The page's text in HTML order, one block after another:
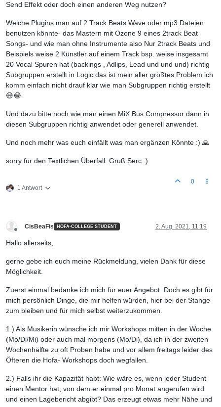
Send Effekt oder doch einen anderen Weg nutzen?
Welche Plugins man auf 2 Track Beats Wave oder mp3 Dateien
benutzen könnte- das Mastern mit Ozone 9 eines 2track Beat
Songs- und wie man ohne Instrumente also Nur 2track Beats und
Beispiels weise 2 Künstler auf einem Track bsp. weise insgesamt
20 Vocal Spuren hat (backings , Adlips, Lead und und und) richtig
Subgruppen erstellt in Logic das ist mein aller größtes Problem ich
komm einfach nicht drauf klar wie man Subgruppen richtig erstellt
😅😂
Und dazu bitte noch wie man einen MiX Bus Compressor dann in
diesen Subgruppen richtig anwendet oder generell anwendet.
Und noch mehr was euch einfällt was man ergänzen Könnte :) 🙏
sorry für den Textlichen Überfall Gruß Serc :)
1 Antwort
0
CisBeaFis HOFA-COLLEGE STUDENT 2. Aug. 2021, 11:19
Hallo allerseits,
gerne gebe ich euch meine Rückmeldung, vielen Dank für diese
Möglichkeit.
Zuerst einmal bedanke ich mich für euer Angebot. Doch es gibt für
mich persönlich Dinge, die mir helfen würden, hier bei der Stange
zum bleiben und für mich selbst weiterzukommen.
1.) Als Musikerin wünsche ich mir Workshops mitten in der Woche
(Mo/Di/Mi) oder auch mal morgens (Mo/Di), da ich in der zweiten
Wochenhälfte zu oft Proben habe und vor allem freitags leider des
Öfteren die Hofa- Workshops doch wegfallen.
2.) Falls ihr die Kapazität habt: Wie wäre es, wenn jeder Student
einen Mentor hat, von dem er einmal pro Monat angerufen wird
und einen Lagebericht abgibt? Das erzeugt etwas mehr Nähe und